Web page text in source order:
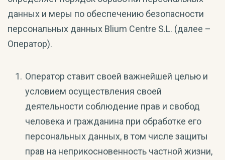
данных и меры по обеспечению безопасности
персональных данных Blium Centre S.L. (далее –
Оператор).
Оператор ставит своей важнейшей целью и
условием осуществления своей
деятельности соблюдение прав и свобод
человека и гражданина при обработке его
персональных данных, в том числе защиты
прав на неприкосновенность частной жизни,